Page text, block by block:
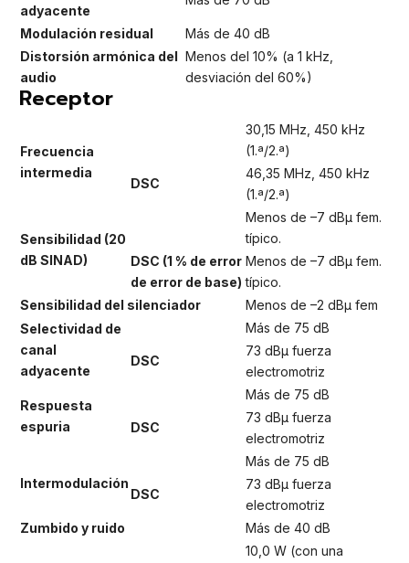
adyacente
Modulación residual
Más de 40 dB
Distorsión armónica del
audio
Menos del 10% (a 1 kHz,
desviación del 60%)
Receptor
Frecuencia
intermedia
30,15 MHz, 450 kHz
(1.ª/2.ª)
DSC
46,35 MHz, 450 kHz
(1.ª/2.ª)
Sensibilidad (20
dB SINAD)
Menos de –7 dBμ fem.
típico.
DSC (1 % de error
de error de base)
Menos de –7 dBμ fem.
típico.
Sensibilidad del silenciador
Menos de –2 dBμ fem
Selectividad de
canal
adyacente
Más de 75 dB
DSC
73 dBμ fuerza
electromotriz
Respuesta
espuria
Más de 75 dB
DSC
73 dBμ fuerza
electromotriz
Intermodulación
Más de 75 dB
DSC
73 dBμ fuerza
electromotriz
Zumbido y ruido
Más de 40 dB
10,0 W (con una